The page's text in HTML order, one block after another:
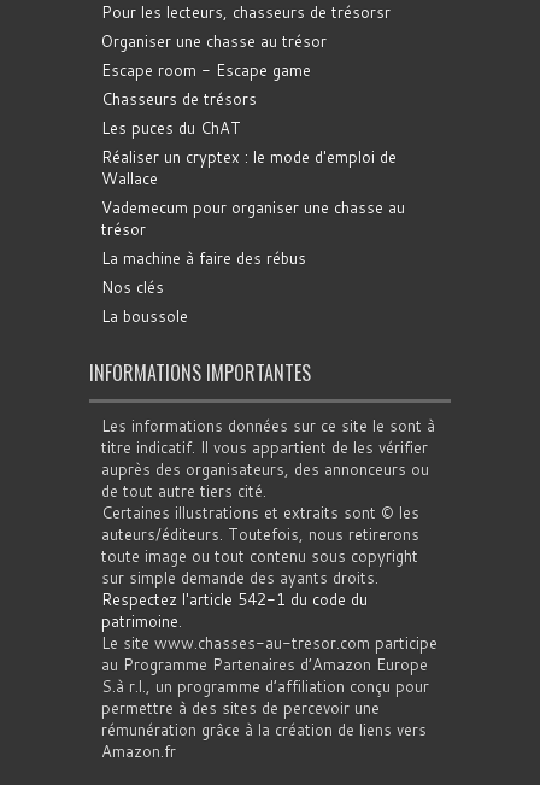
Pour les lecteurs, chasseurs de trésorsr
Organiser une chasse au trésor
Escape room - Escape game
Chasseurs de trésors
Les puces du ChAT
Réaliser un cryptex : le mode d'emploi de
Wallace
Vademecum pour organiser une chasse au
trésor
La machine à faire des rébus
Nos clés
La boussole
INFORMATIONS IMPORTANTES
Les informations données sur ce site le sont à
titre indicatif. Il vous appartient de les vérifier
auprès des organisateurs, des annonceurs ou
de tout autre tiers cité.
Certaines illustrations et extraits sont © les
auteurs/éditeurs. Toutefois, nous retirerons
toute image ou tout contenu sous copyright
sur simple demande des ayants droits.
Respectez l'article 542-1 du code du
patrimoine.
Le site www.chasses-au-tresor.com participe
au Programme Partenaires d’Amazon Europe
S.à r.l., un programme d’affiliation conçu pour
permettre à des sites de percevoir une
rémunération grâce à la création de liens vers
Amazon.fr